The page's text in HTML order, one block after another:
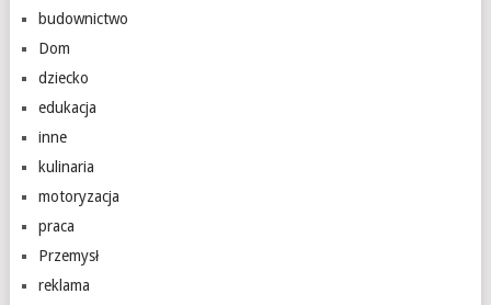
budownictwo
Dom
dziecko
edukacja
inne
kulinaria
motoryzacja
praca
Przemysł
reklama